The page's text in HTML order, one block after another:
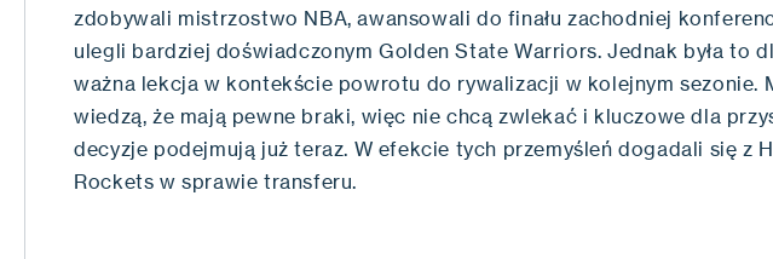
zdobywali mistrzostwo NBA, awansowali do finału zachodniej
ulegli bardziej doświadczonym Golden State Warriors. Jednak była to
ważna lekcja w kontekście powrotu do rywalizacji w kolejnym sezonie.
wiedzą, że mają pewne braki, więc nie chcą zwlekać i kluczowe dla
decyzje podejmują już teraz. W efekcie tych przemyśleń dogadali się z
Rockets w sprawie transferu.